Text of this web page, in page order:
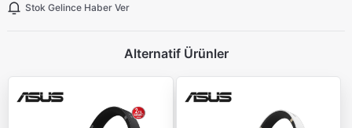
Stok Gelince Haber Ver
Alternatif Ürünler